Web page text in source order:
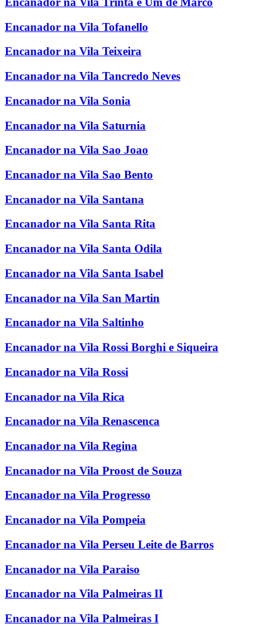
Encanador na Vila Tofanello
Encanador na Vila Teixeira
Encanador na Vila Tancredo Neves
Encanador na Vila Sonia
Encanador na Vila Saturnia
Encanador na Vila Sao Joao
Encanador na Vila Sao Bento
Encanador na Vila Santana
Encanador na Vila Santa Rita
Encanador na Vila Santa Odila
Encanador na Vila Santa Isabel
Encanador na Vila San Martin
Encanador na Vila Saltinho
Encanador na Vila Rossi Borghi e Siqueira
Encanador na Vila Rossi
Encanador na Vila Rica
Encanador na Vila Renascenca
Encanador na Vila Regina
Encanador na Vila Proost de Souza
Encanador na Vila Progresso
Encanador na Vila Pompeia
Encanador na Vila Perseu Leite de Barros
Encanador na Vila Paraiso
Encanador na Vila Palmeiras II
Encanador na Vila Palmeiras I